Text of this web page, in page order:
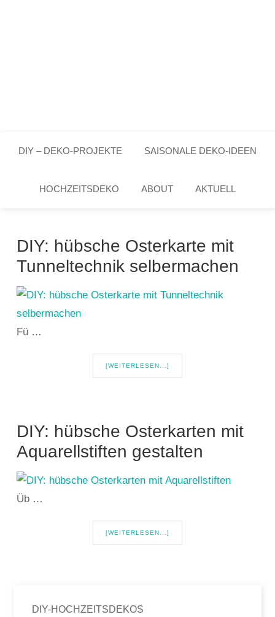
DIY – DEKO-PROJEKTE SAISONALE DEKO-IDEEN
HOCHZEITSDEKO ABOUT AKTUELL
DIY: hübsche Osterkarte mit
Tunneltechnik selbermachen
Fü …
[WEITERLESEN...]
DIY: hübsche Osterkarten mit
Aquarellstiften gestalten
Üb …
[WEITERLESEN...]
DIY-HOCHZEITSDEKOS